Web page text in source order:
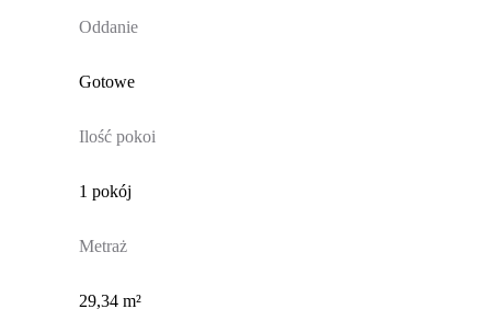
Oddanie
Gotowe
Ilość pokoi
1 pokój
Metraż
29,34 m²